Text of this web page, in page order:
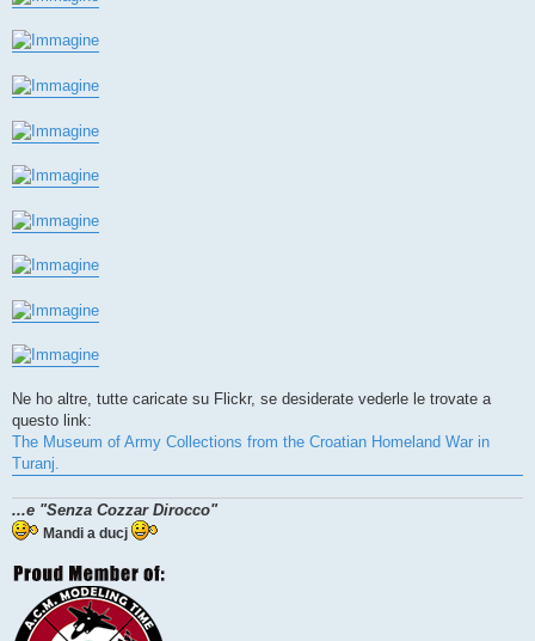
Ne ho altre, tutte caricate su Flickr, se desiderate vederle le trovate a
questo link:
The Museum of Army Collections from the Croatian Homeland War in
Turanj.
...e "Senza Cozzar Dirocco"
Mandi a ducj